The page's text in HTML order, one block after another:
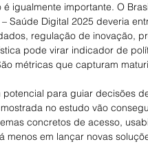
igualmente importante. O
Saúde Digital 2025 deveria
regulação de inovação,
pode virar indicador de
métricas que capturam
para guiar decisões
no estudo vão
concretos de acesso,
menos em lançar novas